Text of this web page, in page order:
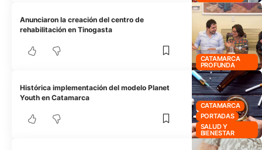
CATAMARCA
PROFUNDA
Anunciaron la creación del centro de
rehabilitación en Tinogasta
CATAMARCA
PORTADAS
SALUD Y
BIENESTAR
Histórica implementación del modelo Planet
Youth en Catamarca